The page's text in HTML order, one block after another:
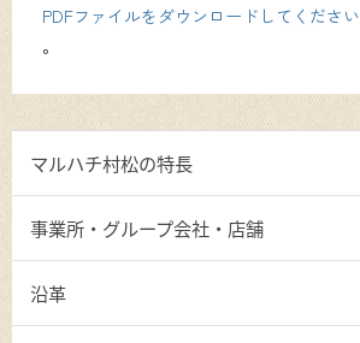
PDFファイルをダウンロードしてください
。
マルハチ村松の特長
事業所・グループ会社・店舗
沿革